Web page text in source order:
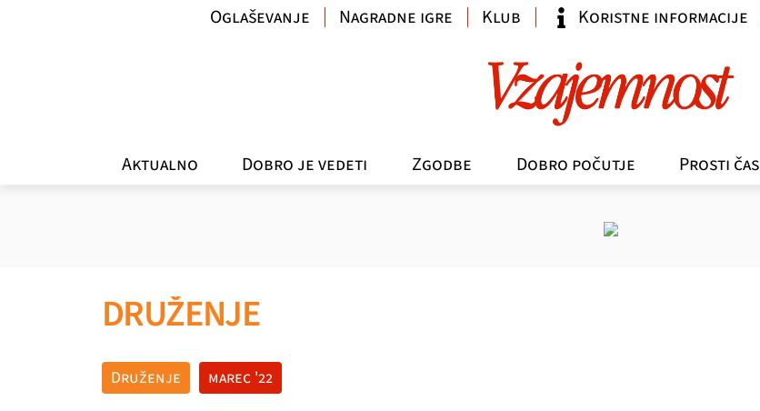
Aktualno Dobro je vedeti Zgodbe Dobro počutje Prosti čas
Oglaševanje Nagradne igre Klub Koristne informacije
DRUŽENJE
Druženje
marec '22